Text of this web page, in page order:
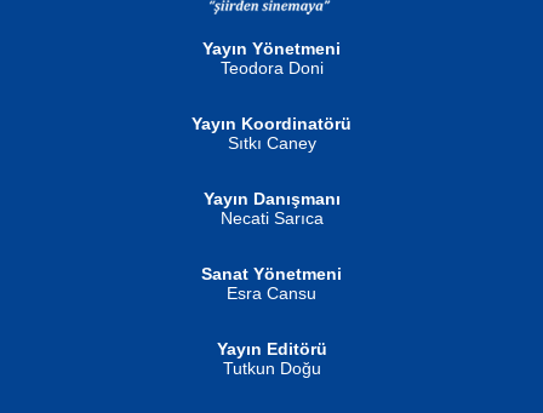
Ben Deniz Değilim ki...
Yayın Yönetmeni
Teodora Doni
Yayın Koordinatörü
Sıtkı Caney
Yayın Danışmanı
Necati Sarıca
Sanat Yönetmeni
Esra Cansu
Yayın Editörü
Tutkun Doğu